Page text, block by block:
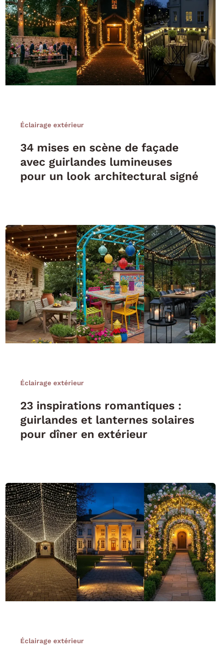
Éclairage extérieur
34 mises en scène de façade
avec guirlandes lumineuses
pour un look architectural signé
Éclairage extérieur
23 inspirations romantiques :
guirlandes et lanternes solaires
pour dîner en extérieur
Éclairage extérieur